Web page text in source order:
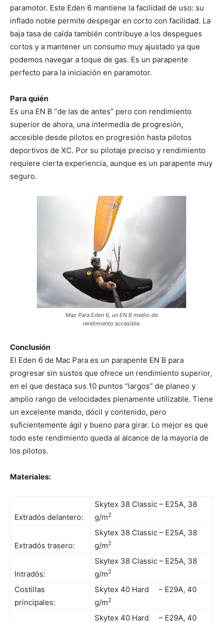
paramotor. Este Eden 6 mantiene la facilidad de uso: su
inflado noble permite despegar en corto con facilidad. La
baja tasa de caída también contribuye a los despegues
cortos y a mantener un consumo muy ajustado ya que
podemos navegar a toque de gas. Es un parapente
perfecto para la iniciación en paramotor.
Para quién
Es una EN B “de las de antes” pero con rendimiento
superior de ahora, una intermedia de progresión,
accesible desde pilotos en progresión hasta pilotos
deportivos de XC. Por su pilotaje preciso y rendimiento
requiere cierta experiencia, aunque es un parapente muy
seguro.
Mac Para Eden 6, un EN B medio de
rendimiento accesible.
Conclusión
El Eden 6 de Mac Para es un parapente EN B para
progresar sin sustos que ofrece un rendimiento superior,
en el que destaca sus 10 puntos “largos” de planeo y
amplio rango de velocidades plenamente utilizable. Tiene
un excelente mando, dócil y contenido, pero
suficientemente ágil y bueno para girar. Lo mejor es que
todo este rendimiento queda al alcance de la mayoría de
los pilotos.
Materiales:
Extradós delantero:
Skytex 38 Classic – E25A, 38
g/m2
Extradós trasero:
Skytex 38 Classic – E25A, 38
g/m2
Intradós:
Skytex 38 Classic – E25A, 38
g/m2
Costillas
principales:
Skytex 40 Hard – E29A, 40
g/m2
Skytex 40 Hard – E29A, 40